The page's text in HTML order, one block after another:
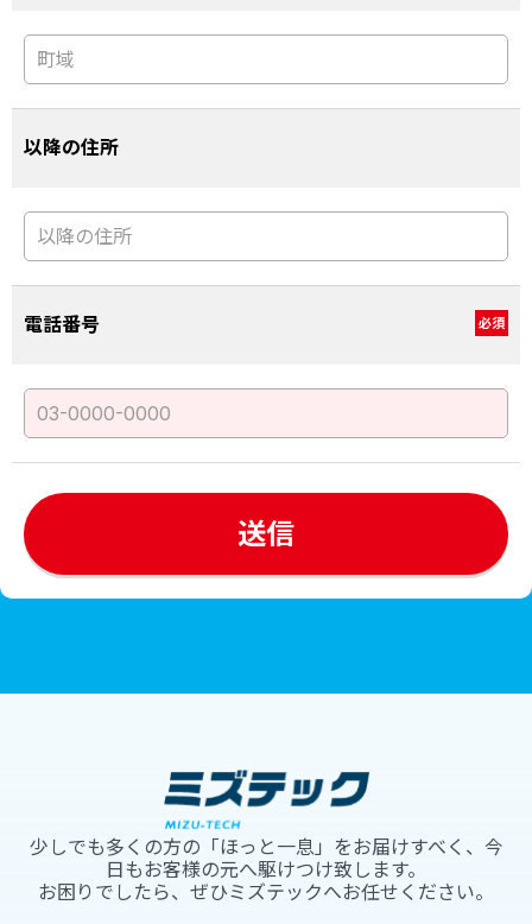
以降の住所
電話番号 必須
少しでも多くの方の「ほっと一息」をお届けすべく、今
日もお客様の元へ駆けつけ致します。
お困りでしたら、ぜひミズテックへお任せください。